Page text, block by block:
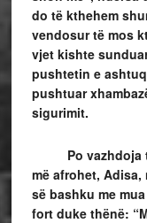
do të kthehem
vendosur të mos
vjet kishte
pushtetin e
pushtuar
sigurimit.
Po vazhdoja të
më afrohet,
së bashku me
fort duke thënë: